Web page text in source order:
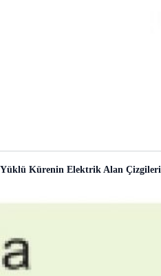
Yüklü Kürenin Elektrik Alan Çizgileri